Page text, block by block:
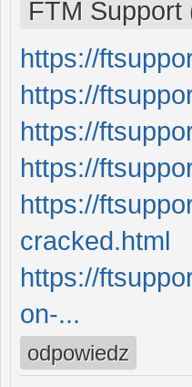
FTM
https://
https://
https://
https://
https://
cracked.html
https://
on-...
odpowiedz